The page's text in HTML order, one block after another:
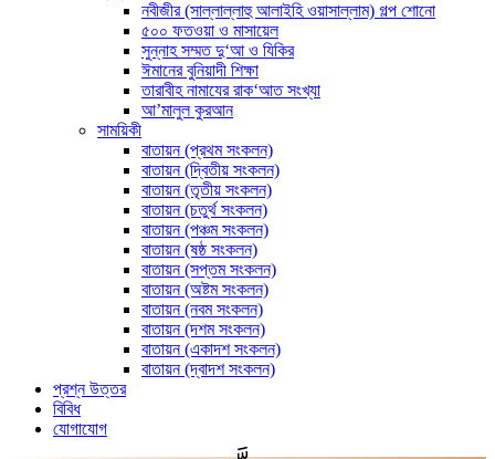
নবীজীর (সাল্লাল্লাহু আলাইহি ওয়াসাল্লাম) গল্প শোনো
৫০০ ফতওয়া ও মাসায়েল
সুন্নাহ সম্মত দু‘আ ও যিকির
ঈমানের বুনিয়াদী শিক্ষা
তারাবীহ নামাযের রাক‘আত সংখ্যা
আ’মালুল কুরআন
সাময়িকী
বাতায়ন (প্রথম সংকলন)
বাতায়ন (দ্বিতীয় সংকলন)
বাতায়ন (তৃতীয় সংকলন)
বাতায়ন (চতুর্থ সংকলন)
বাতায়ন (পঞ্চম সংকলন)
বাতায়ন (ষষ্ঠ সংকলন)
বাতায়ন (সপ্তম সংকলন)
বাতায়ন (অষ্টম সংকলন)
বাতায়ন (নবম সংকলন)
বাতায়ন (দশম সংকলন)
বাতায়ন (একাদশ সংকলন)
বাতায়ন (দ্বাদশ সংকলন)
প্রশ্ন উত্তর
বিবিধ
যোগাযোগ